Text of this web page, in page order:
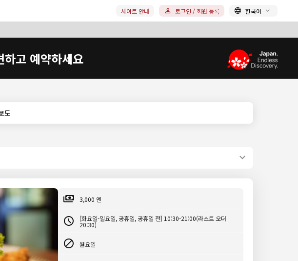
사이트 안내 로그인 / 회원 등록 한국어
고 예약하세요
도
3,000 엔
[화요일-일요일, 공휴일, 공휴일 전] 10:30-21:00(라스트 오더
20:30)
월요일